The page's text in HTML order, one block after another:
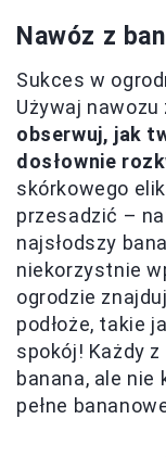
Nawóz z
Sukces w
Używaj
obserwuj, jak
dosłownie
skórkowego
przesadzić –
najsłodszy
niekorzystnie
ogrodzie
podłoże, takie
spokój! Każdy
banana, ale
pełne